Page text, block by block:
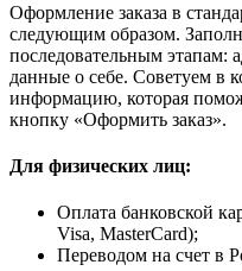
Оформление заказа в
следующим образом.
последовательным этапам:
данные о себе. Советуем в
информацию, которая
кнопку «Оформить заказ».
Для физических лиц:
Оплата банковской
Visa, MasterCard);
Переводом на счет в